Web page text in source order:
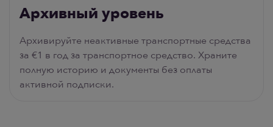
Архивный уровень
Архивируйте неактивные транспортные средства
за €1 в год за транспортное средство. Храните
полную историю и документы без оплаты
активной подписки.